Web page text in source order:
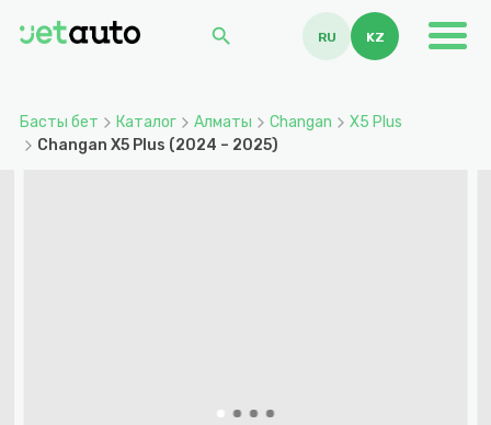
search RU KZ
Басты бет Каталог Алматы Changan
X5 Plus
Changan X5 Plus (2024 – 2025)